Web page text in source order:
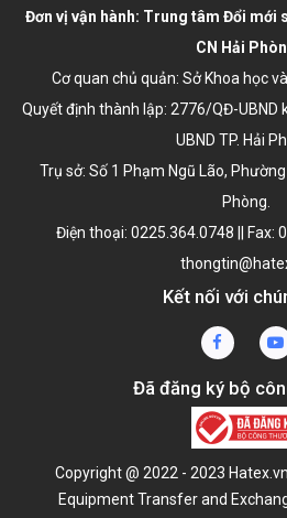
Đơn vị vận hành: Trung tâm Đổi mới
CN Hải
Cơ quan chủ quản: Sở Khoa học
Quyết định thành lập: 2776/QĐ-UBND
UBND TP. Hải
Trụ sở: Số 1 Phạm Ngũ Lão,
Phòng.
Điện thoại: 0225.364.0748 || Fax:
Kết nối với
Đã đăng ký bộ
Copyright @ 2022 - 2023
Equipment Transfer and